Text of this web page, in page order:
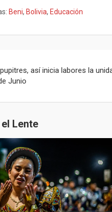
Beni, Bolivia, Educación
así inicia labores la
Junio
Lente